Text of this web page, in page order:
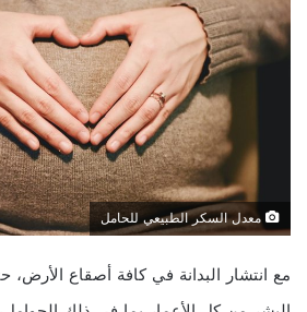
معدل السكر الطبيعي للحامل
مع انتشار البدانة في كافة أصقاع